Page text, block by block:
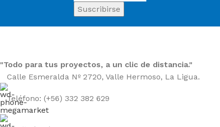
"Todo para tus proyectos, a un clic de distancia."
Calle Esmeralda Nº 2720, Valle Hermoso, La Ligua.
Teléfono: (+56) 332 382 629